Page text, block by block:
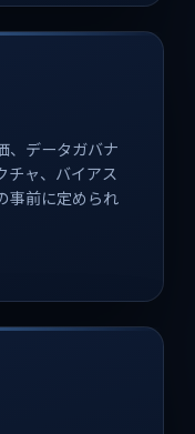
、データガバナ
チャ、バイアス
事前に定められ